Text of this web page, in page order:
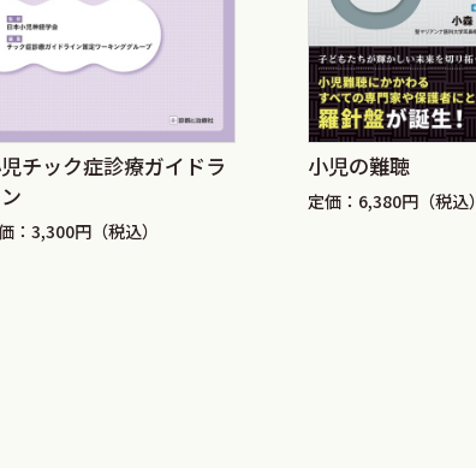
2）脳波の上手な記録法と読み方
睡眠ポリグラフィの記録法と読み方
末梢神経伝導検査の記録法と読み方
電図の記録法と読み方
脳誘発電位の記録法と読み方
）聴覚誘発電位
チック症診療ガイドラ
：3,300円（税込）
小児の難聴
定価：6,380円（税込）